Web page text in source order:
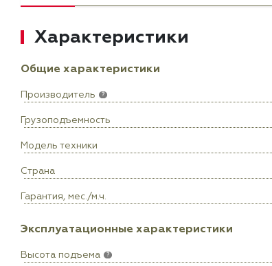
Характеристики
Общие характеристики
Производитель ?
Грузоподъемность
Модель техники
Страна
Гарантия, мес./м.ч.
Эксплуатационные характеристики
Высота подъема ?